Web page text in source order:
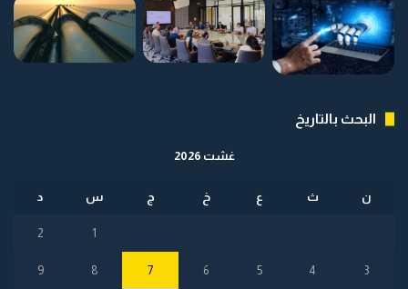
البحث بالتاريخ
غشت 2026
ن ث ع خ ج س د
1
2
3
4
5
6
7
8
9